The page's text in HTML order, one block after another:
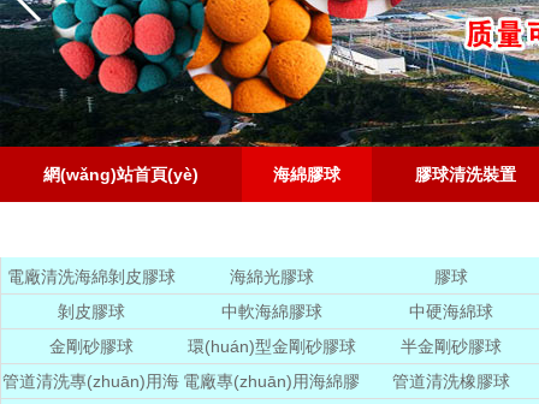
網(wǎng)站首頁(yè) 海綿膠球 膠球清洗裝置
電廠清洗海綿剝皮膠球 海綿光膠球
膠球
剝皮膠球
中軟海綿膠球
中硬海綿球
金剛砂膠球
環(huán)型金剛砂膠球
半金剛砂膠球
管道清洗專(zhuān)用海 電廠專(zhuān)用海綿膠
管道清洗橡膠球